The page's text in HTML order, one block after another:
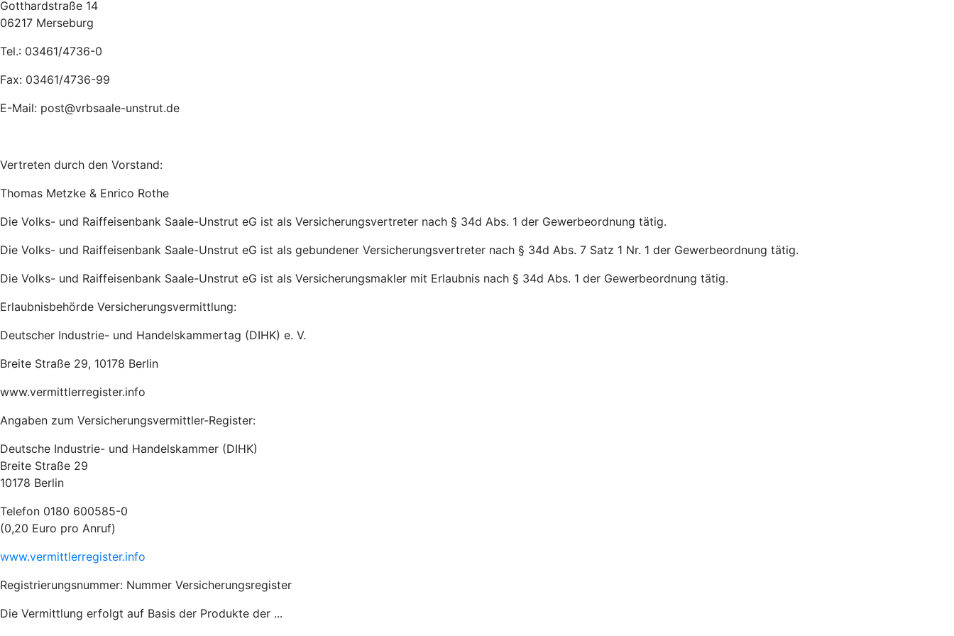
Gotthardstraße 14
06217 Merseburg
Tel.: 03461/4736-0
Fax: 03461/4736-99
E-Mail: post@vrbsaale-unstrut.de
Vertreten durch den Vorstand:
Thomas Metzke & Enrico Rothe
Die Volks- und Raiffeisenbank Saale-Unstrut eG ist als Versicherungsvertreter nach § 34d Abs. 1 der Gewerbeordnung tätig.
Die Volks- und Raiffeisenbank Saale-Unstrut eG ist als gebundener Versicherungsvertreter nach § 34d Abs. 7 Satz 1 Nr. 1 der Gewerbeordnung tätig.
Die Volks- und Raiffeisenbank Saale-Unstrut eG ist als Versicherungsmakler mit Erlaubnis nach § 34d Abs. 1 der Gewerbeordnung tätig.
Erlaubnisbehörde Versicherungsvermittlung:
Deutscher Industrie- und Handelskammertag (DIHK) e. V.
Breite Straße 29, 10178 Berlin
www.vermittlerregister.info
Angaben zum Versicherungsvermittler-Register:
Deutsche Industrie- und Handelskammer (DIHK)
Breite Straße 29
10178 Berlin
Telefon 0180 600585-0
(0,20 Euro pro Anruf)
www.vermittlerregister.info
Registrierungsnummer: Nummer Versicherungsregister
Die Vermittlung erfolgt auf Basis der Produkte der ...